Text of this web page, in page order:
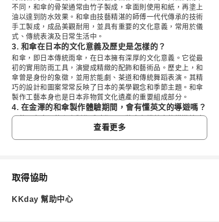
不同，和傘的骨架通常由竹子製成，傘面則使用和紙，再塗上
油以達到防水效果。和傘由技藝精湛的師傅一代代傳承的技術
手工製成，成品美觀耐用，並具有重要的文化意義，常用於儀
式、傳統表演及日常生活中。
3. 和傘在日本的文化意義及歷史是怎樣的？
和傘，即日本傳統雨傘，在日本擁有深厚的文化意義。它從最
初的實用防雨工具，演變成精緻的配飾和藝術品。歷史上，和
傘曾是身份的象徵，並用於能劇、茶道和傳統舞蹈表演。其精
巧的設計和圖案常常反映了日本的美學觀念和季節主題。和傘
製作工藝本身也是日本非物質文化遺產的重要組成部分。
4. 在金澤的和傘製作體驗期間，會有懂英文的導遊嗎？
是的，在金澤的和傘製作體驗期間，將會有懂英文的導遊協助
您。這能確保您與專業師傅的溝通順暢，並幫助您完全理解製
作指示、技巧和工藝的文化層面，讓國際訪客的學習過程更順
在金澤的和傘製作體驗中，參加者將由一位專業師傅親自指
保您獲得正宗的指導和對這項精緻日本工藝的深入了解。他們
查看更多
常見問題
取得協助
KKday 幫助中心